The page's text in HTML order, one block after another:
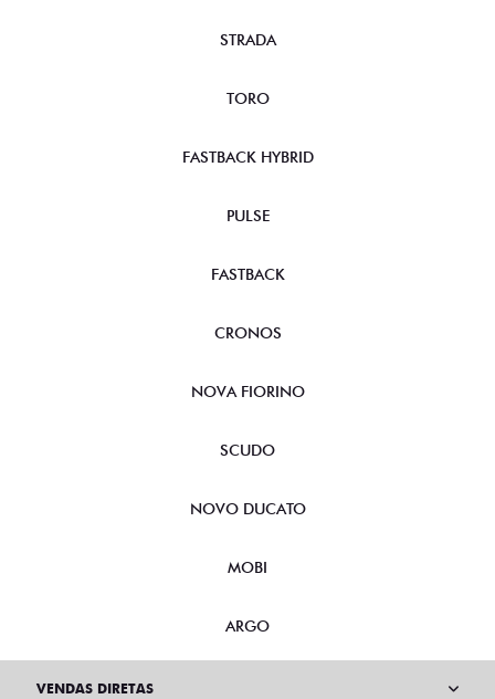
STRADA
TORO
FASTBACK HYBRID
PULSE
FASTBACK
CRONOS
NOVA FIORINO
SCUDO
NOVO DUCATO
MOBI
ARGO
VENDAS DIRETAS